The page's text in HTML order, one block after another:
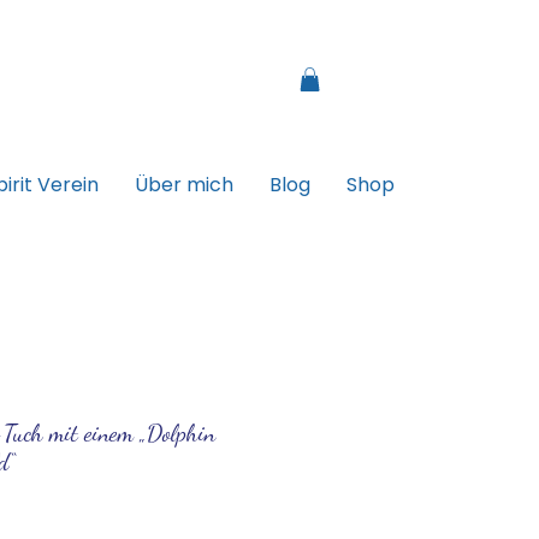
Verein Über mich Blog Shop
mit einem „Dolphin